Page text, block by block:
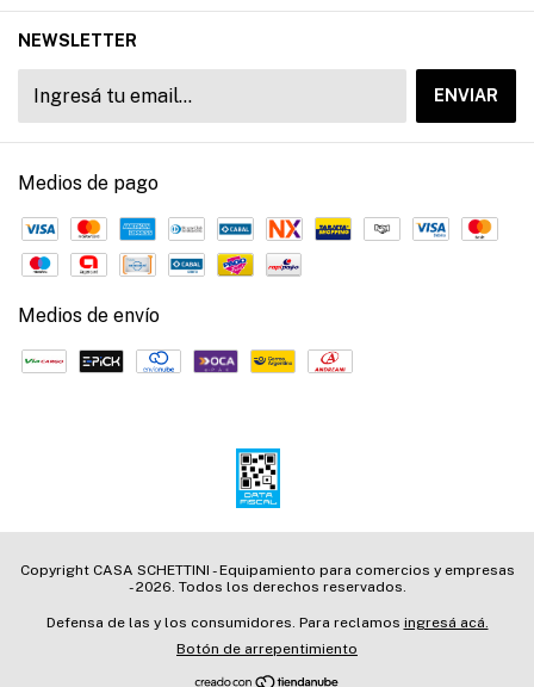
NEWSLETTER
Medios de pago
Medios de envío
Copyright CASA SCHETTINI - Equipamiento para comercios y empresas
- 2026. Todos los derechos reservados.
Defensa de las y los consumidores. Para reclamos ingresá acá.
Botón de arrepentimiento